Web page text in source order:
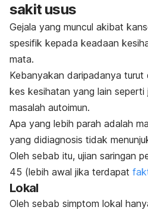
sakit usus
Gejala yang muncul akibat
spesifik kepada keadaan
mata.
Kebanyakan daripadanya turut
kes kesihatan yang lain
masalah autoimun.
Apa yang lebih parah adalah
yang didiagnosis tidak
Oleh sebab itu, ujian saringan
45 (lebih awal jika terdapat
Lokal
Oleh sebab simptom lokal